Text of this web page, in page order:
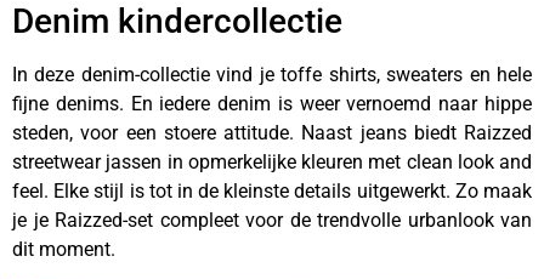
Denim kindercollectie
In deze denim-collectie vind je toffe shirts, sweaters en hele
fijne denims. En iedere denim is weer vernoemd naar hippe
steden, voor een stoere attitude. Naast jeans biedt Raizzed
streetwear jassen in opmerkelijke kleuren met clean look and
feel. Elke stijl is tot in de kleinste details uitgewerkt. Zo maak
je je Raizzed-set compleet voor de trendvolle urbanlook van
dit moment.